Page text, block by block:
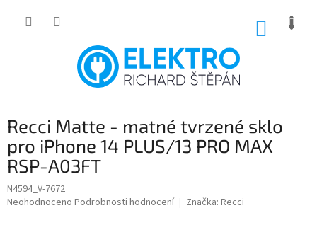
Recci Matte - matné tvrzené sklo
pro iPhone 14 PLUS/13 PRO MAX
RSP-A03FT
N4594_V-7672
Průměrné
Neohodnoceno Podrobnosti hodnocení Značka: Recci